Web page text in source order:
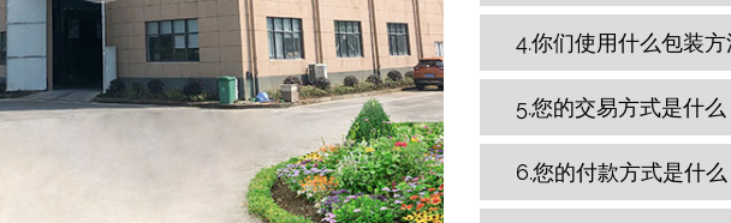
4.你们使用什么包装
5.您的交易方式是什么
6.您的付款方式是什